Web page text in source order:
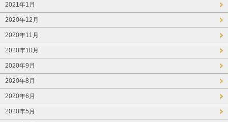
2021年1月
2020年12月
2020年11月
2020年10月
2020年9月
2020年8月
2020年6月
2020年5月